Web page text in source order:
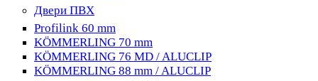
Двери ПВХ
Profilink 60 mm
KÖMMERLING 70 mm
KÖMMERLING 76 MD / ALUCLIP
KÖMMERLING 88 mm / ALUCLIP